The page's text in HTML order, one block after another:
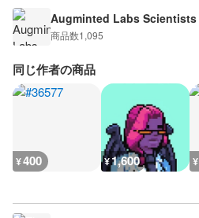
Augminted Labs Scientists
商品数1,095
同じ作者の商品
¥400 ¥1,600 ¥